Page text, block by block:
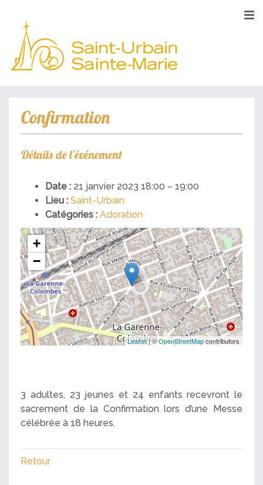
Confirmation
Détails de l'événement
Date : 21 janvier 2023 18:00 – 19:00
Lieu : Saint-Urbain
Catégories : Adoration
+
−
Leaflet| ©OpenStreetMapcontributors
3 adultes, 23 jeunes et 24 enfants recevront le
sacrement de la Confirmation lors d’une Messe
célébrée à 18 heures.
Retour